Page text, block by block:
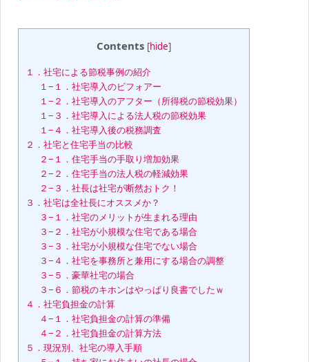
Contents [hide]
１．社宅による節税事例の紹介
１−１．社宅導入のビフォアー
１−２．社宅導入のアフター（所得税の節税効果）
１−３．社宅導入による法人税の節税効果
１−４．社宅導入後の税務調査
２．社宅と住宅手当の比較
２−１．住宅手当の手取り増加効果
２−２．住宅手当の法人税の軽減効果
２−３．社長は社宅が断然おトク！
３．社宅は全社長にオススメか？
３−１．社宅のメリットが生まれる理由
３−２．社宅が小規模な住宅である場合
３−３．社宅が小規模な住宅でない場合
３−４．社宅を事務所と兼用にする場合の調整
３−５．豪華社宅の場合
３−６．節税のキホンはやっぱり良書でしたｗ
４．社宅負担金の計算
４−１．社宅負担金の計算の準備
４−２．社宅負担金の計算方法
５．現況別、社宅の導入手順